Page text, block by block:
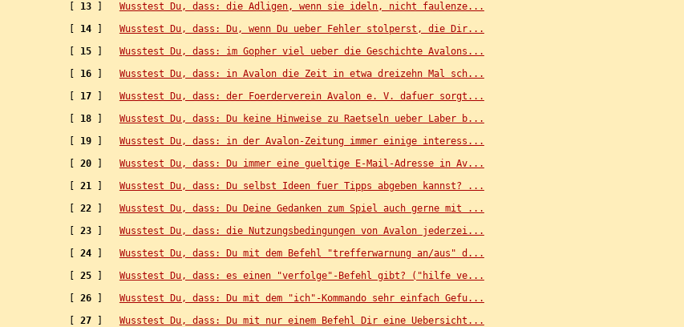
13 ] Wusstest Du, dass: die Adligen, wenn sie ideln, nicht faulenze...
14 ] Wusstest Du, dass: Du, wenn Du ueber Fehler stolperst, die Dir...
15 ] Wusstest Du, dass: im Gopher viel ueber die Geschichte Avalons...
16 ] Wusstest Du, dass: in Avalon die Zeit in etwa dreizehn Mal sch...
17 ] Wusstest Du, dass: der Foerderverein Avalon e. V. dafuer sorgt...
18 ] Wusstest Du, dass: Du keine Hinweise zu Raetseln ueber Laber b...
19 ] Wusstest Du, dass: in der Avalon-Zeitung immer einige interess...
20 ] Wusstest Du, dass: Du immer eine gueltige E-Mail-Adresse in Av...
21 ] Wusstest Du, dass: Du selbst Ideen fuer Tipps abgeben kannst? ...
22 ] Wusstest Du, dass: Du Deine Gedanken zum Spiel auch gerne mit ...
23 ] Wusstest Du, dass: die Nutzungsbedingungen von Avalon jederzei...
24 ] Wusstest Du, dass: Du mit dem Befehl "trefferwarnung an/aus" d...
25 ] Wusstest Du, dass: es einen "verfolge"-Befehl gibt? ("hilfe ve...
26 ] Wusstest Du, dass: Du mit dem "ich"-Kommando sehr einfach Gefu...
27 ] Wusstest Du, dass: Du mit nur einem Befehl Dir eine Uebersicht...